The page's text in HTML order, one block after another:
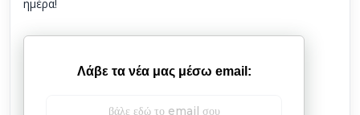
ημέρα!
Λάβε τα νέα μας μέσω email: